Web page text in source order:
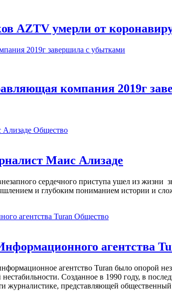
AZTV умерли от
компания 2019г
Общество
Маис Ализаде
сердечного приступа ушел из
и глубоким пониманием истории и
Общество
агентства
агентство Turan было опорой
Созданное в 1990 году, в
журналистике, представляющей общественный